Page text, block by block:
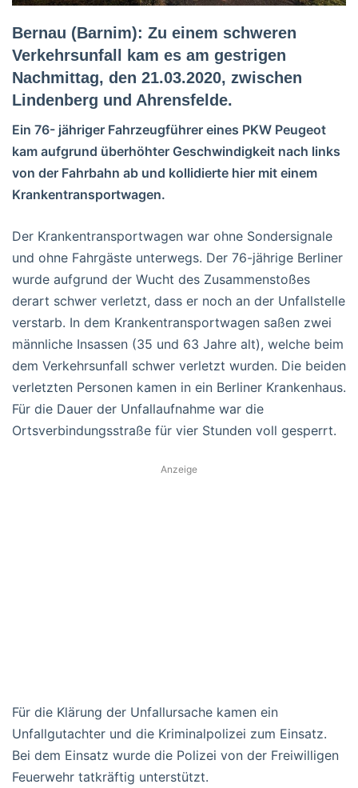
Bernau (Barnim): Zu einem schweren
Verkehrsunfall kam es am gestrigen
Nachmittag, den 21.03.2020, zwischen
Lindenberg und Ahrensfelde.
Ein 76- jähriger Fahrzeugführer eines PKW Peugeot
kam aufgrund überhöhter Geschwindigkeit nach links
von der Fahrbahn ab und kollidierte hier mit einem
Krankentransportwagen.
Der Krankentransportwagen war ohne Sondersignale
und ohne Fahrgäste unterwegs. Der 76-jährige Berliner
wurde aufgrund der Wucht des Zusammenstoßes
derart schwer verletzt, dass er noch an der Unfallstelle
verstarb. In dem Krankentransportwagen saßen zwei
männliche Insassen (35 und 63 Jahre alt), welche beim
dem Verkehrsunfall schwer verletzt wurden. Die beiden
verletzten Personen kamen in ein Berliner Krankenhaus.
Für die Dauer der Unfallaufnahme war die
Ortsverbindungsstraße für vier Stunden voll gesperrt.
Anzeige
Für die Klärung der Unfallursache kamen ein
Unfallgutachter und die Kriminalpolizei zum Einsatz.
Bei dem Einsatz wurde die Polizei von der Freiwilligen
Feuerwehr tatkräftig unterstützt.